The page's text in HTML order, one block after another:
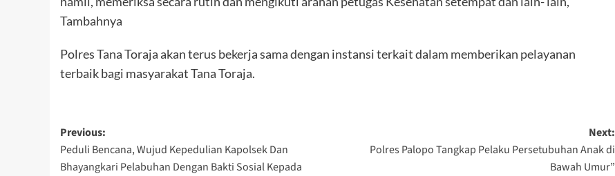
Tambahnya
Polres Tana Toraja akan terus bekerja sama dengan instansi terkait dalam memberikan pelayanan
terbaik bagi masyarakat Tana Toraja.
Post
navigation
Previous:
Peduli Bencana, Wujud Kepedulian Kapolsek Dan
Bhayangkari Pelabuhan Dengan Bakti Sosial Kepada
Next:
Polres Palopo Tangkap Pelaku Persetubuhan Anak di
Bawah Umur”